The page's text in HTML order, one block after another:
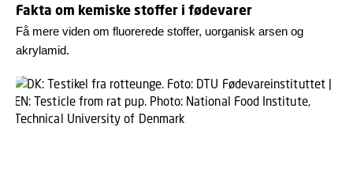
Fakta om kemiske stoffer i fødevarer
Få mere viden om fluorerede stoffer, uorganisk arsen og
akrylamid.